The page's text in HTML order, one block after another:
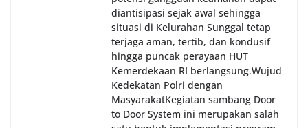
diantisipasi sejak awal sehingga
situasi di Kelurahan Sunggal tetap
terjaga aman, tertib, dan kondusif
hingga puncak perayaan HUT
Kemerdekaan RI berlangsung.‎‎Wujud
Kedekatan Polri dengan
Masyarakat‎Kegiatan sambang Door
to Door System ini merupakan salah